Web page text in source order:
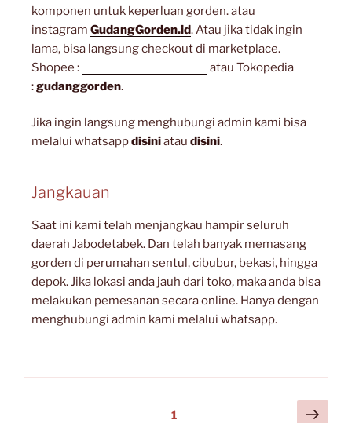
komponen untuk keperluan gorden. atau
instagram GudangGorden.id. Atau jika tidak ingin
lama, bisa langsung checkout di marketplace.
Shopee :
atau Tokopedia
:gudanggorden.
Jika ingin langsung menghubungi admin kami bisa
melalui whatsappdisiniatau disini.
Jangkauan
Saat ini kami telah menjangkau hampir seluruh
daerah Jabodetabek. Dan telah banyak memasang
gorden di perumahan sentul, cibubur, bekasi, hingga
depok. Jika lokasi anda jauh dari toko, maka anda bisa
melakukan pemesanan secara online. Hanya dengan
menghubungi admin kami melalui whatsapp.
1